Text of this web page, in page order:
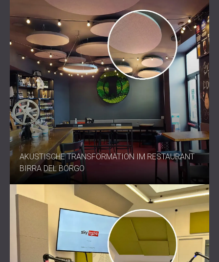
AKUSTISCHE TRANSFORMATION IM RESTAURANT
BIRRA DEL BORGO